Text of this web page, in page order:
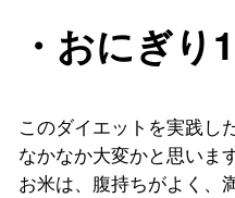
・おにぎり
このダイエットを実践し
なかなか大変かと思います
お米は、腹持ちがよく、